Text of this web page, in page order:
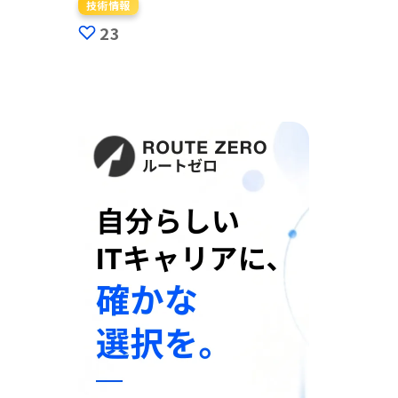
技術情報
23